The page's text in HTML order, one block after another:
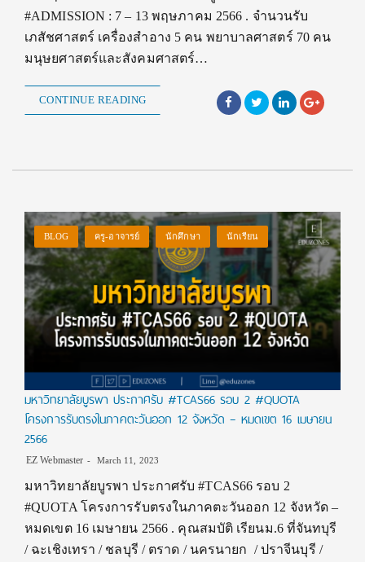
#ADMISSION : 7 – 13 พฤษภาคม 2566 . จำนวนรับ
เภสัชศาสตร์ เครื่องสำอาง 5 คน พยาบาลศาสตร์ 70 คน
มนุษยศาสตร์และสังคมศาสตร์…
CONTINUE READING
BLOG ครู-อาจารย์ นักศึกษา นักเรียน
มหาวิทยาลัยบูรพา ประกาศรับ #TCAS66 รอบ 2 #QUOTA
โครงการรับตรงในภาคตะวันออก 12 จังหวัด – หมดเขต 16 เมษายน
2566
EZ Webmaster March 11, 2023
มหาวิทยาลัยบูรพา ประกาศรับ #TCAS66 รอบ 2
#QUOTA โครงการรับตรงในภาคตะวันออก 12 จังหวัด –
หมดเขต 16 เมษายน 2566 . คุณสมบัติ เรียนม.6 ที่จันทบุรี
/ ฉะเชิงเทรา / ชลบุรี / ตราด / นครนายก / ปราจีนบุรี /